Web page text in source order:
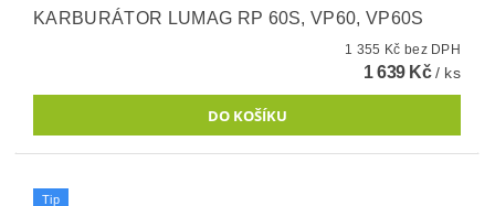
KARBURÁTOR LUMAG RP 60S, VP60, VP60S
1 355 Kč bez DPH
1 639 Kč/ ks
Tip